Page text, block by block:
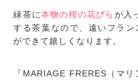
緑茶に本物の桜の花びらが入
する茶葉なので、遠いフラ
ができて嬉しくなります。
『MARIAGE FRERES（マ